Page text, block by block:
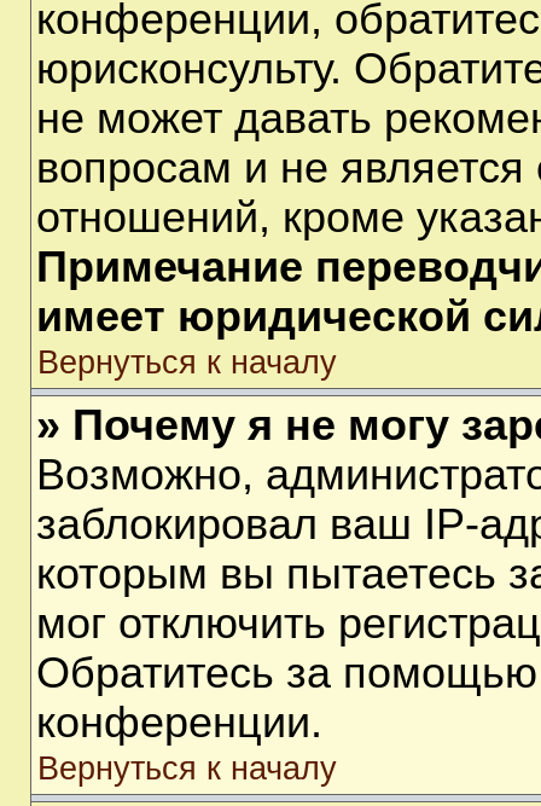
конференции,
юрисконсульту.
не может давать
вопросам и не
отношений, кроме
Примечание
имеет юридической
Вернуться к началу
» Почему я не могу
Возможно,
заблокировал ваш IP-
которым вы пытаетесь
мог отключить
Обратитесь за помощью
конференции.
Вернуться к началу